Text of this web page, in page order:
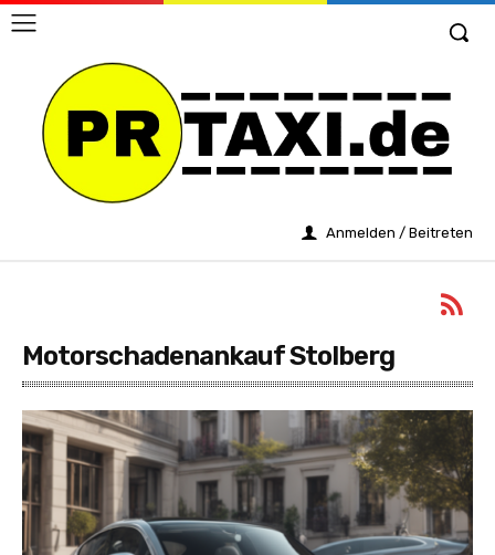
Anmelden / Beitreten
Motorschadenankauf Stolberg